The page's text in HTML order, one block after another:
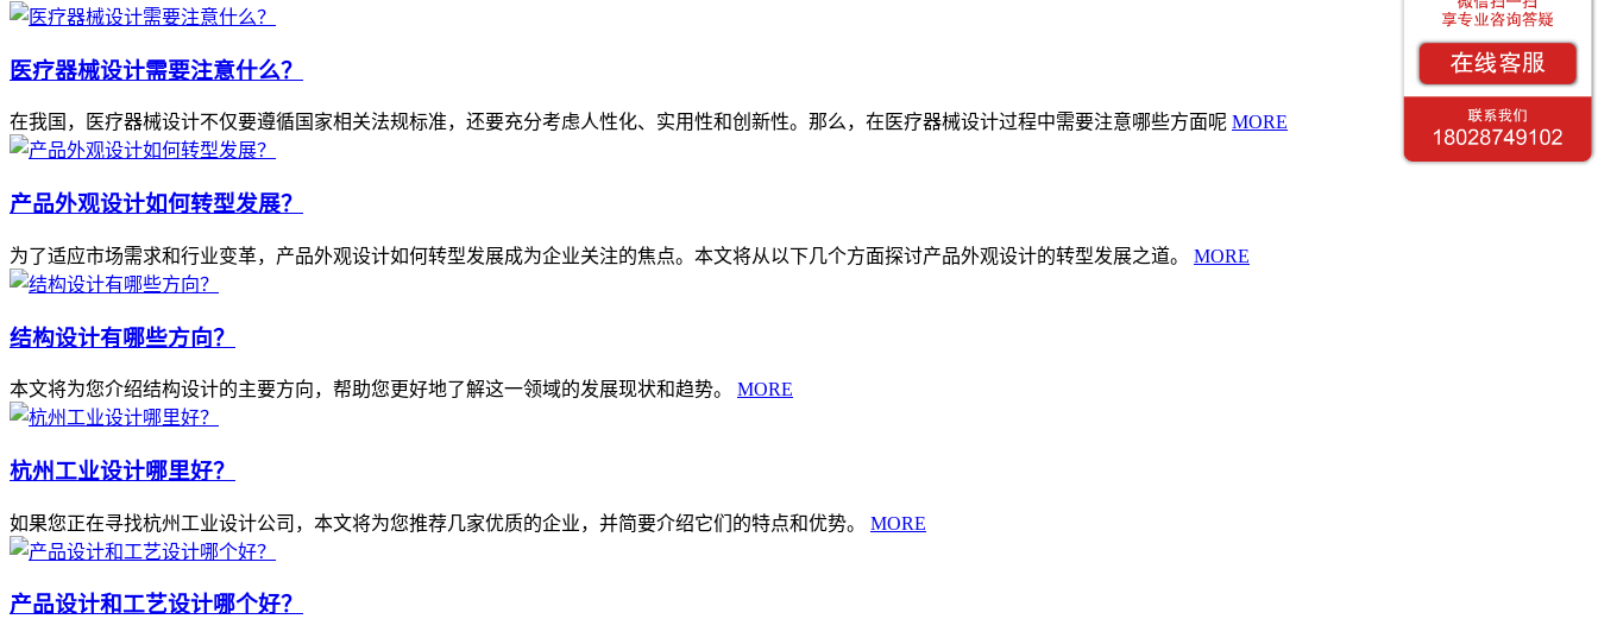
医疗器械设计需要注意什么？
在我国，医疗器械设计不仅要遵循国家相关法规标准，还要充分考虑人性化、实用性和创新性。那么，在医疗器械设计过程中需要注意哪些方面呢 MORE
产品外观设计如何转型发展？
为了适应市场需求和行业变革，产品外观设计如何转型发展成为企业关注的焦点。本文将从以下几个方面探讨产品外观设计的转型发展之道。 MORE
结构设计有哪些方向？
本文将为您介绍结构设计的主要方向，帮助您更好地了解这一领域的发展现状和趋势。 MORE
杭州工业设计哪里好？
如果您正在寻找杭州工业设计公司，本文将为您推荐几家优质的企业，并简要介绍它们的特点和优势。 MORE
产品设计和工艺设计哪个好？